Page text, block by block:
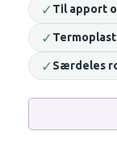
✓Til apport
✓
✓Særdeles